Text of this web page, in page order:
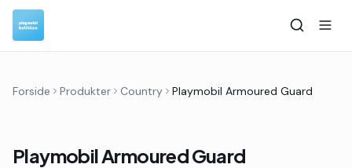
Forside Produkter Country Playmobil Armoured Guard
Playmobil Armoured Guard